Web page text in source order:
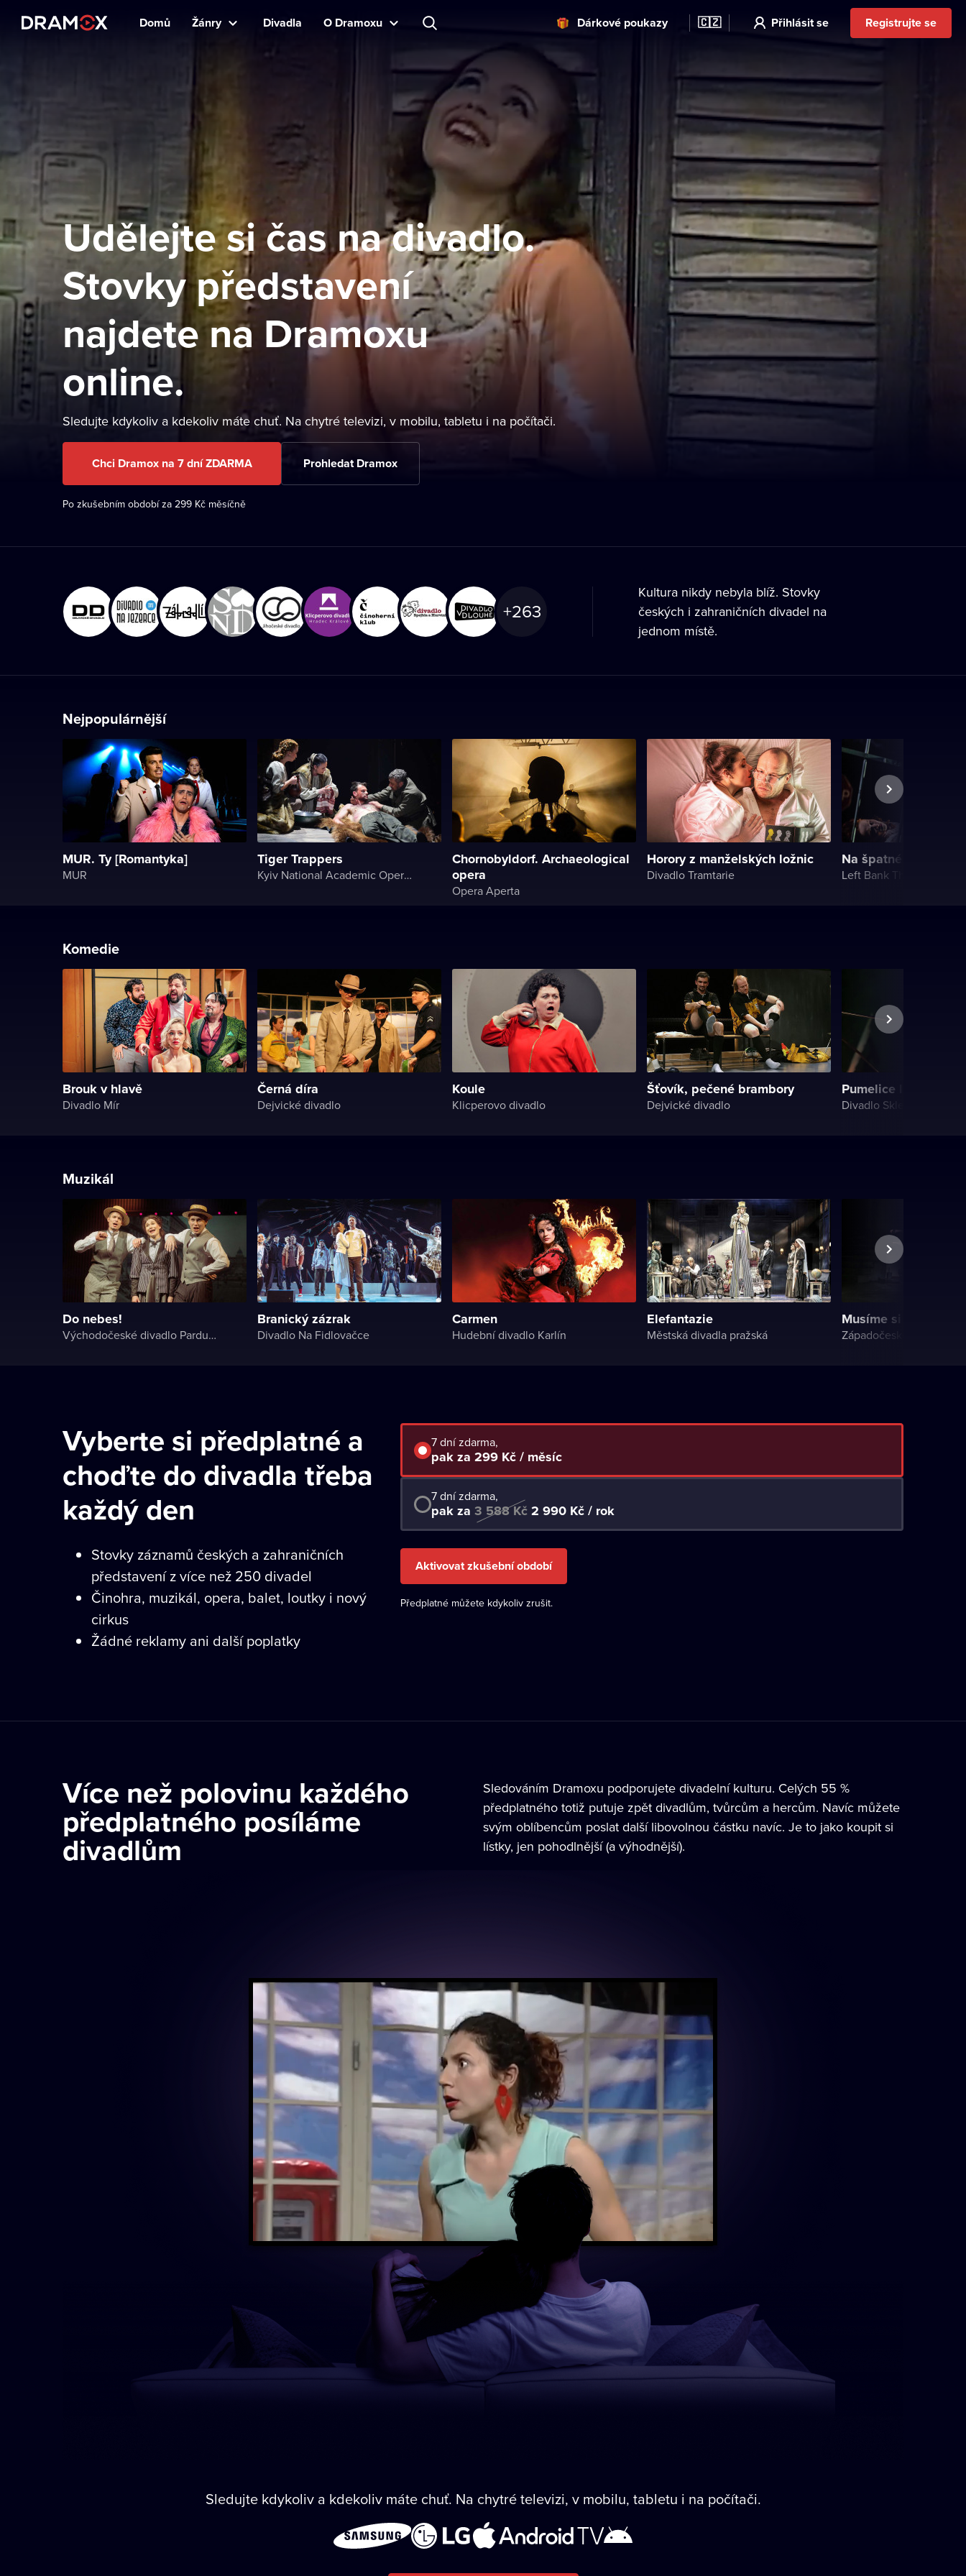
Domů Žánry Divadla O Dramoxu Dárkové poukazy 🇨🇿 Přihlásit se Registrujte se
Udělejte si čas na divadlo.
Stovky představení
najdete na Dramoxu
online.
Sledujte kdykoliv a kdekoliv máte chuť. Na chytré televizi, v mobilu, tabletu i na počítači.
Chci Dramox na 7 dní ZDARMA Prohledat Dramox
Po zkušebním období za 299 Kč měsíčně
+263
Kultura nikdy nebyla blíž. Stovky
českých i zahraničních divadel na
jednom místě.
Nejpopulárnější
MUR. Ty [Romantyka]
MUR
Tiger Trappers
Kyiv National Academic Operetta Theater
Chornobyldorf. Archaeological
opera
Opera Aperta
Horory z manželských ložnic
Divadlo Tramtarie
Na špatné cestě
Left Bank Theater
Komedie
Brouk v hlavě
Divadlo Mír
Černá díra
Dejvické divadlo
Koule
Klicperovo divadlo
Šťovík, pečené brambory
Dejvické divadlo
Pumelice lesní
Divadlo Sklep
Muzikál
Do nebes!
Východočeské divadlo Pardubice
Branický zázrak
Divadlo Na Fidlovačce
Carmen
Hudební divadlo Karlín
Elefantazie
Městská divadla pražská
Musíme si pomáhat
Západočeské divadlo v
Vyberte si předplatné a
choďte do divadla třeba
každý den
Stovky záznamů českých a zahraničních
představení z více než 250 divadel
Činohra, muzikál, opera, balet, loutky i nový
cirkus
Žádné reklamy ani další poplatky
7 dní zdarma,
pak za 299 Kč / měsíc
7 dní zdarma,
pak za 3 588 Kč2 990 Kč / rok
Aktivovat zkušební období
Předplatné můžete kdykoliv zrušit.
Více než polovinu každého
předplatného posíláme
divadlům
Sledováním Dramoxu podporujete divadelní kulturu. Celých 55 %
předplatného totiž putuje zpět divadlům, tvůrcům a hercům. Navíc můžete
svým oblíbencům poslat další libovolnou částku navíc. Je to jako koupit si
lístky, jen pohodlnější (a výhodnější).
Sledujte kdykoliv a kdekoliv máte chuť. Na chytré televizi, v mobilu, tabletu i na počítači.